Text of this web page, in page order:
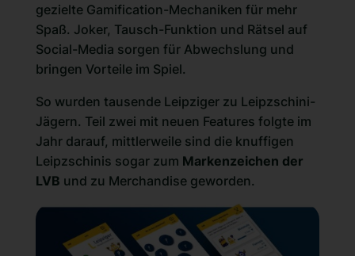
gezielte Gamification-Mechaniken für mehr
Spaß. Joker, Tausch-Funktion und Rätsel auf
Social-Media sorgen für Abwechslung und
bringen Vorteile im Spiel.
So wurden tausende Leipziger zu Leipzschini-
Jägern. Teil zwei mit neuen Features folgte im
Jahr darauf, mittlerweile sind die knuffigen
Leipzschinis sogar zum Markenzeichen der
LVB und zu Merchandise geworden.